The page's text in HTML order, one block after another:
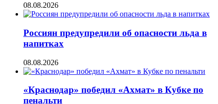
08.08.2026
Россиян предупредили об опасности льда в
напитках
08.08.2026
«Краснодар» победил «Ахмат» в Кубке по
пенальти